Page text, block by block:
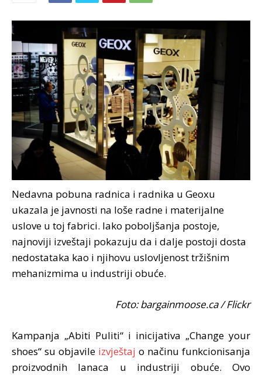
Nedavna pobuna radnica i radnika u Geoxu
ukazala je javnosti na loše radne i materijalne
uslove u toj fabrici. Iako poboljšanja postoje,
najnoviji izveštaji pokazuju da i dalje postoji dosta
nedostataka kao i njihovu uslovljenost tržišnim
mehanizmima u industriji obuće.
Foto: bargainmoose.ca / Flickr
Kampanja „Abiti Puliti“ i inicijativa „Change your
shoes“ su objavile izvještaj o načinu funkcionisanja
proizvodnih lanaca u industriji obuće. Ovo